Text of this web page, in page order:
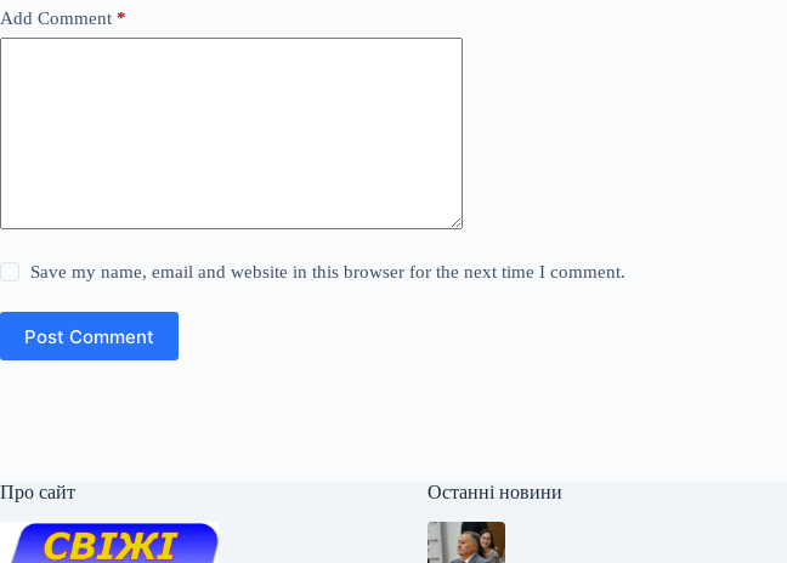
Add Comment *
Save my name, email and website in this browser for the next time I comment.
Post Comment
Про сайт Останні новини